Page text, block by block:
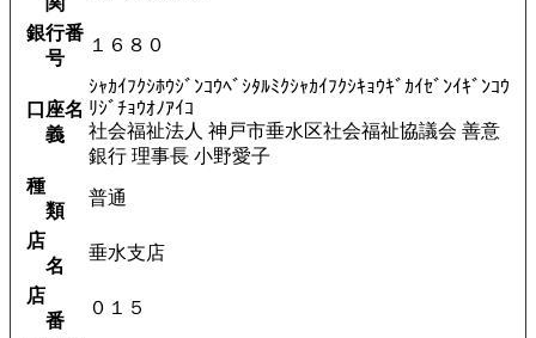
銀行番
号
１６８０
口座名
義
ｼｬｶｲﾌｸｼﾎｳｼﾞﾝｺｳﾍﾞｼﾀﾙﾐｸｼｬｶｲﾌｸｼｷｮｳｷﾞｶｲｾﾞﾝｲｷﾞﾝｺｳ
ﾘｼﾞﾁｮｳｵﾉｱｲｺ
社会福祉法人 神戸市垂水区社会福祉協議会 善意
銀行 理事長 小野愛子
種
類
普通
店
名
垂水支店
店
番
０１５